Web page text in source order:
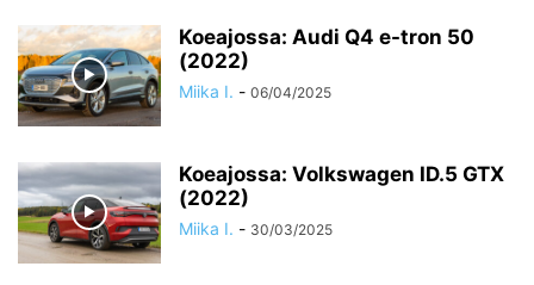
Koeajossa: Audi Q4 e-tron 50
(2022)
Miika I. - 06/04/2025
Koeajossa: Volkswagen ID.5 GTX
(2022)
Miika I. - 30/03/2025